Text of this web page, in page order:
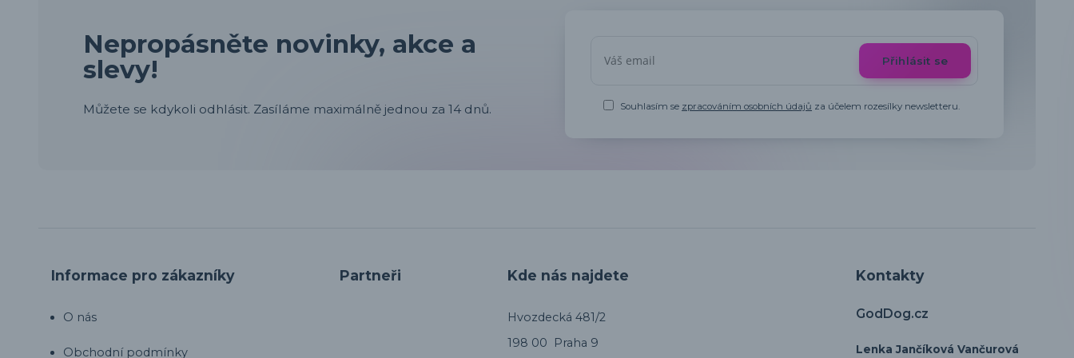
Nepropásněte novinky, akce a
slevy!
Můžete se kdykoli odhlásit. Zasíláme maximálně jednou za 14 dnů.
Přihlásit se
Souhlasím se zpracováním osobních údajů za účelem rozesílky newsletteru.
Informace pro zákazníky
O nás
Obchodní podmínky
Partneři Kde nás najdete
Hvozdecká 481/2
198 00 Praha 9
Kontakty
GodDog.cz
Lenka Jančíková Vančurová